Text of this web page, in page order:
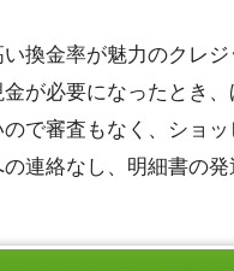
い換金率が魅力のクレ
が必要になったとき
で審査もなく、ショ
連絡なし、明細書の